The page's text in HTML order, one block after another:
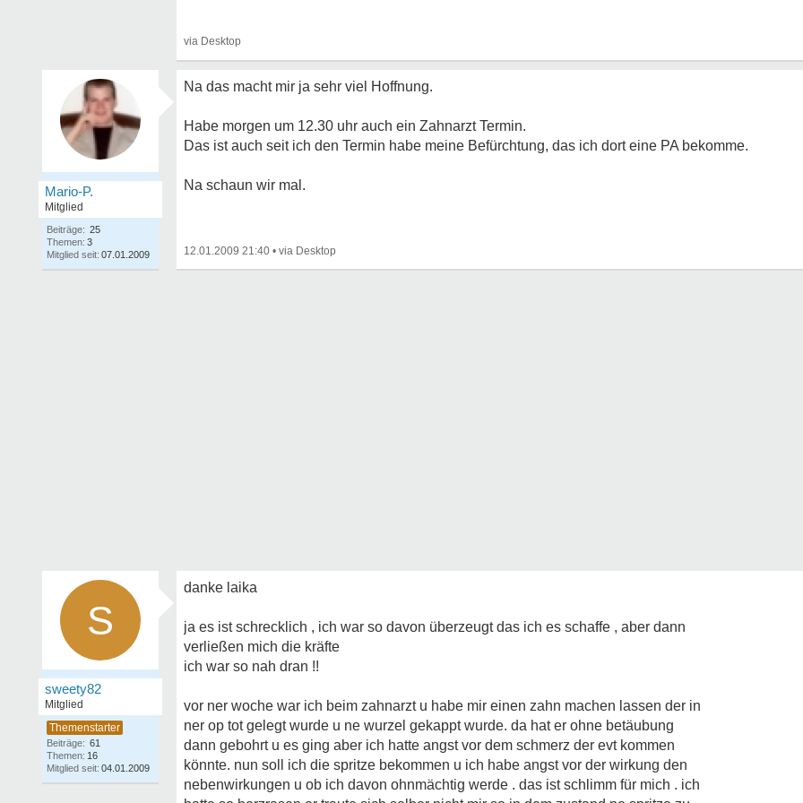
Mario-P.
Mitglied
Beiträge: 25
Themen: 3
Mitglied seit: 07.01.2009
Na das macht mir ja sehr viel Hoffnung.
Habe morgen um 12.30 uhr auch ein Zahnarzt Termin.
Das ist auch seit ich den Termin habe meine Befürchtung, das ich dort eine PA bekomme.
Na schaun wir mal.
12.01.2009 21:40 •
S
sweety82
Mitglied
Beiträge: 61
Themen: 16
Mitglied seit: 04.01.2009
danke laika
ja es ist schrecklich , ich war so davon überzeugt das ich es schaffe , aber dann
verließen mich die kräfte
ich war so nah dran !!
vor ner woche war ich beim zahnarzt u habe mir einen zahn machen lassen der in
ner op tot gelegt wurde u ne wurzel gekappt wurde. da hat er ohne betäubung
dann gebohrt u es ging aber ich hatte angst vor dem schmerz der evt kommen
könnte. nun soll ich die spritze bekommen u ich habe angst vor der wirkung den
nebenwirkungen u ob ich davon ohnmächtig werde . das ist schlimm für mich . ich